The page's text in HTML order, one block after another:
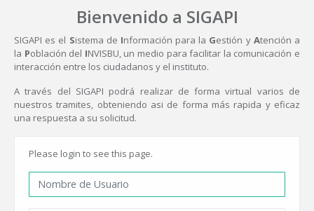
Bienvenido a SIGAPI
SIGAPI es el Sistema de Información para la Gestión y Atención a
la Población del INVISBU, un medio para facilitar la comunicación e
interacción entre los ciudadanos y el instituto.
A través del SIGAPI podrá realizar de forma virtual varios de
nuestros tramites, obteniendo asi de forma más rapida y eficaz
una respuesta a su solicitud.
Please login to see this page.